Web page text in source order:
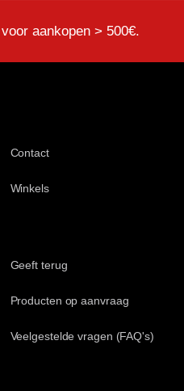
aankopen > 500€.
Contact
Winkels
Geeft terug
Producten op aanvraag
Veelgestelde vragen (FAQ's)